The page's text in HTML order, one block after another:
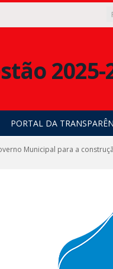
PORTAL DA
Municipal para a